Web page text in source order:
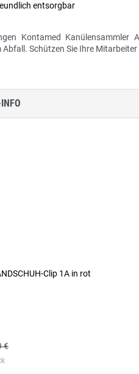
entsorgbar
Kontamed
Abfall. Schützen Sie Ihre
€